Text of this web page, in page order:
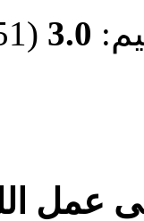
3.0 (1851 مرات التقييم)
عمل